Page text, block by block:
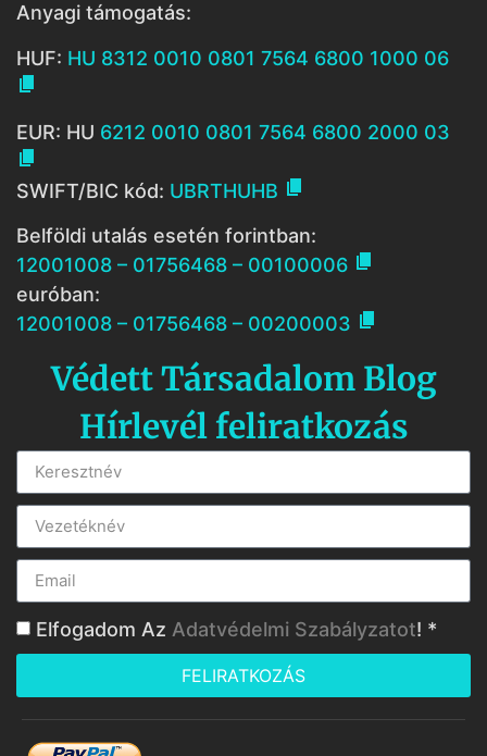
Anyagi támogatás:
HUF: HU 8312 0010 0801 7564 6800 1000 06

EUR: HU 6212 0010 0801 7564 6800 2000 03

SWIFT/BIC kód: UBRTHUHB 
Belföldi utalás esetén forintban:
12001008 – 01756468 – 00100006 
euróban:
12001008 – 01756468 – 00200003 
Védett Társadalom Blog
Hírlevél feliratkozás
Elfogadom Az Adatvédelmi Szabályzatot! *
FELIRATKOZÁS